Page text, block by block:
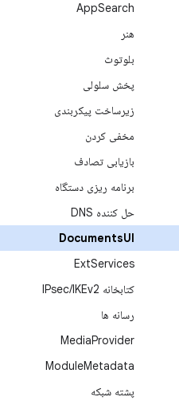
AppSearch
هنر
بلوتوث
پخش سلولی
زیرساخت پیکربندی
مخفی کردن
بازیابی تصادف
برنامه ریزی دستگاه
حل کننده DNS
DocumentsUI
ExtServices
کتابخانه IPsec
/IKEv2
رسانه ها
MediaProvider
ModuleMetadata
پشته شبکه